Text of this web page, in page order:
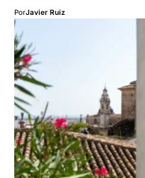
PorJavier Ruiz